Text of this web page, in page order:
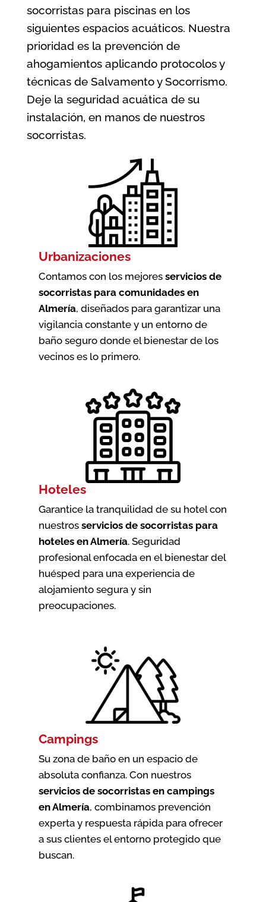
socorristas para piscinas en los
siguientes espacios acuáticos. Nuestra
prioridad es la prevención de
ahogamientos aplicando protocolos y
técnicas de Salvamento y Socorrismo.
Deje la seguridad acuática de su
instalación, en manos de nuestros
socorristas.
Urbanizaciones
Contamos con los mejores servicios de
socorristas para comunidades en
Almería, diseñados para garantizar una
vigilancia constante y un entorno de
baño seguro donde el bienestar de los
vecinos es lo primero.
Hoteles
Garantice la tranquilidad de su hotel con
nuestros servicios de socorristas para
hoteles en Almería. Seguridad
profesional enfocada en el bienestar del
huésped para una experiencia de
alojamiento segura y sin
preocupaciones.
Campings
Su zona de baño en un espacio de
absoluta confianza. Con nuestros
servicios de socorristas en campings
en Almería, combinamos prevención
experta y respuesta rápida para ofrecer
a sus clientes el entorno protegido que
buscan.